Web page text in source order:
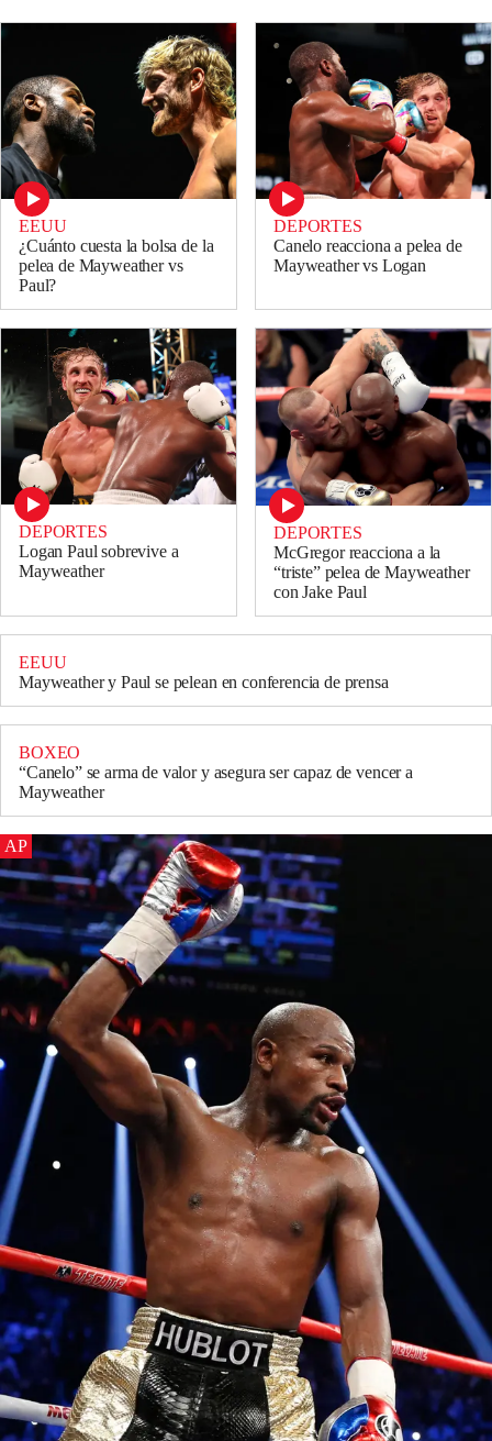
EEUU
¿Cuánto cuesta la bolsa de la
pelea de Mayweather vs
Paul?
DEPORTES
Canelo reacciona a pelea de
Mayweather vs Logan
DEPORTES
Logan Paul sobrevive a
Mayweather
DEPORTES
McGregor reacciona a la
“triste” pelea de Mayweather
con Jake Paul
EEUU
Mayweather y Paul se pelean en conferencia de prensa
BOXEO
“Canelo” se arma de valor y asegura ser capaz de vencer a
Mayweather
AP